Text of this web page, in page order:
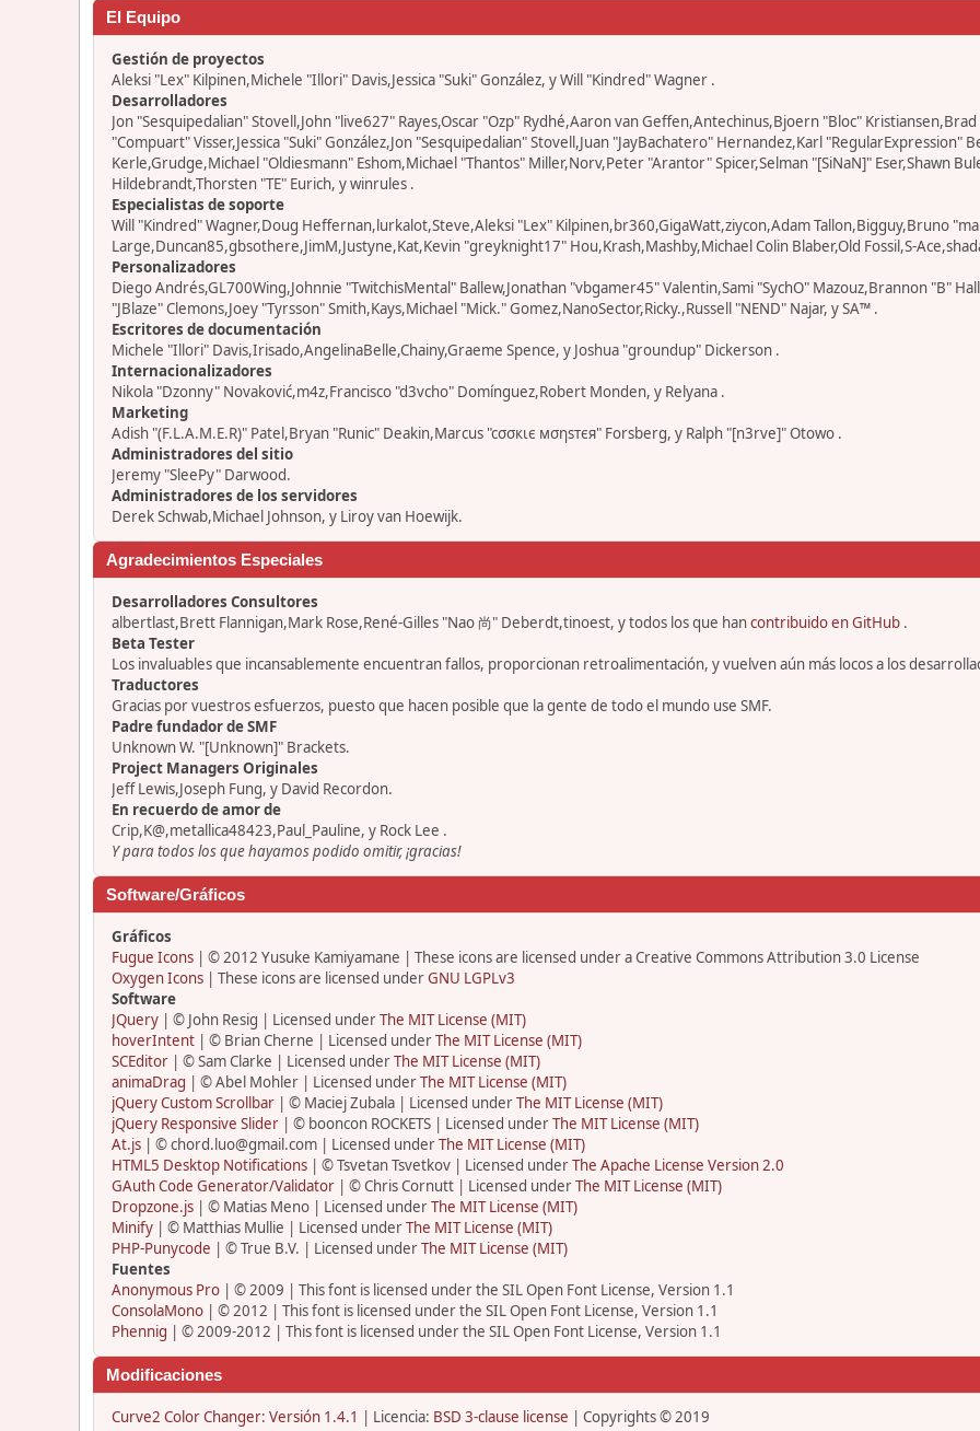
El Equipo
Gestión de proyectos
Aleksi "Lex" Kilpinen,Michele "Illori" Davis,Jessica "Suki" González, y Will "Kindred" Wagner .
Desarrolladores
Jon "Sesquipedalian" Stovell,John "live627" Rayes,Oscar "Ozp" Rydhé,Aaron van Geffen,Antechinus,Bjoern "Bloc"
"Compuart" Visser,Jessica "Suki" González,Jon "Sesquipedalian" Stovell,Juan "JayBachatero" Hernandez,Karl
Kerle,Grudge,Michael "Oldiesmann" Eshom,Michael "Thantos" Miller,Norv,Peter "Arantor" Spicer,Selman "[SiNaN]" Eser,Shawn
Hildebrandt,Thorsten "TE" Eurich, y winrules .
Especialistas de soporte
Will "Kindred" Wagner,Doug Heffernan,lurkalot,Steve,Aleksi "Lex" Kilpinen,br360,GigaWatt,ziycon,Adam Tallon,Bigguy,Bruno
Large,Duncan85,gbsothere,JimM,Justyne,Kat,Kevin "greyknight17" Hou,Krash,Mashby,Michael Colin Blaber,Old Fossil,S-
Personalizadores
Diego Andrés,GL700Wing,Johnnie "TwitchisMental" Ballew,Jonathan "vbgamer45" Valentin,Sami "SychO" Mazouz,Brannon "B"
"JBlaze" Clemons,Joey "Tyrsson" Smith,Kays,Michael "Mick." Gomez,NanoSector,Ricky.,Russell "NEND" Najar, y SA™ .
Escritores de documentación
Michele "Illori" Davis,Irisado,AngelinaBelle,Chainy,Graeme Spence, y Joshua "groundup" Dickerson .
Internacionalizadores
Nikola "Dzonny" Novaković,m4z,Francisco "d3vcho" Domínguez,Robert Monden, y Relyana .
Marketing
Adish "(F.L.A.M.E.R)" Patel,Bryan "Runic" Deakin,Marcus "cσσкιє мσηѕтєя" Forsberg, y Ralph "[n3rve]" Otowo .
Administradores del sitio
Jeremy "SleePy" Darwood.
Administradores de los servidores
Derek Schwab,Michael Johnson, y Liroy van Hoewijk.
Agradecimientos Especiales
Desarrolladores Consultores
albertlast,Brett Flannigan,Mark Rose,René-Gilles "Nao 尚" Deberdt,tinoest, y todos los que hancontribuido en GitHub .
Beta Tester
Los invaluables que incansablemente encuentran fallos, proporcionan retroalimentación, y vuelven aún más locos a los
Traductores
Gracias por vuestros esfuerzos, puesto que hacen posible que la gente de todo el mundo use SMF.
Padre fundador de SMF
Unknown W. "[Unknown]" Brackets.
Project Managers Originales
Jeff Lewis,Joseph Fung, y David Recordon.
En recuerdo de amor de
Crip,K@,metallica48423,Paul_Pauline, y Rock Lee .
Y para todos los que hayamos podido omitir, ¡gracias!
Software/Gráficos
Gráficos
Fugue Icons | © 2012 Yusuke Kamiyamane | These icons are licensed under a Creative Commons Attribution 3.0 License
Oxygen Icons | These icons are licensed underGNU LGPLv3
Software
JQuery | © John Resig | Licensed underThe MIT License (MIT)
hoverIntent | © Brian Cherne | Licensed underThe MIT License (MIT)
SCEditor | © Sam Clarke | Licensed underThe MIT License (MIT)
animaDrag | © Abel Mohler | Licensed underThe MIT License (MIT)
jQuery Custom Scrollbar | © Maciej Zubala | Licensed underThe MIT License (MIT)
jQuery Responsive Slider | © booncon ROCKETS | Licensed underThe MIT License (MIT)
At.js | © chord.luo@gmail.com | Licensed underThe MIT License (MIT)
HTML5 Desktop Notifications | © Tsvetan Tsvetkov | Licensed underThe Apache License Version 2.0
GAuth Code Generator/Validator | © Chris Cornutt | Licensed underThe MIT License (MIT)
Dropzone.js | © Matias Meno | Licensed underThe MIT License (MIT)
Minify | © Matthias Mullie | Licensed underThe MIT License (MIT)
PHP-Punycode | © True B.V. | Licensed underThe MIT License (MIT)
Fuentes
Anonymous Pro | © 2009 | This font is licensed under the SIL Open Font License, Version 1.1
ConsolaMono | © 2012 | This font is licensed under the SIL Open Font License, Version 1.1
Phennig | © 2009-2012 | This font is licensed under the SIL Open Font License, Version 1.1
Modificaciones
Curve2 Color Changer: Versión 1.4.1 | Licencia: BSD 3-clause license | Copyrights © 2019